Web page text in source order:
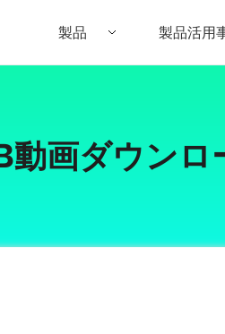
製品
• UniConverter for
• UniConverter for Mac
製品活用
動画ダウンロ